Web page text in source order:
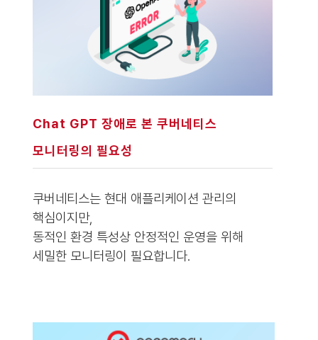
Chat GPT 장애로 본 쿠버네티스
모니터링의 필요성
쿠버네티스는 현대 애플리케이션 관리의
핵심이지만,
동적인 환경 특성상 안정적인 운영을 위해
세밀한 모니터링이 필요합니다.